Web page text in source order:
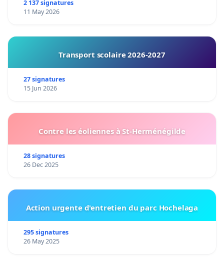
2 137 signatures
11 May 2026
Transport scolaire 2026-2027
27 signatures
15 Jun 2026
Contre les éoliennes à St-Herménégilde
28 signatures
26 Dec 2025
Action urgente d'entretien du parc Hochelaga
295 signatures
26 May 2025